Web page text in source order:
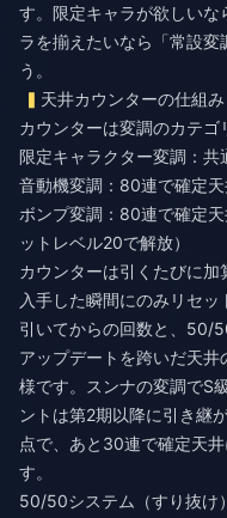
す。限定キャラが欲しいな
ラを揃えたいなら「常設変
う。
天井カウンターの仕組み
カウンターは変調のカテゴ
限定キャラクター変調：
音動機変調：80連で確定
ボンプ変調：80連で確定
ットレベル20で解放）
カウンターは引くたびに
入手した瞬間にのみリセ
引いてからの回数と、50/
アップデートを跨いだ天
様です。スンナの変調でS
ントは第2期以降に引き継
点で、あと30連で確定天
す。
50/50システム（すり抜け